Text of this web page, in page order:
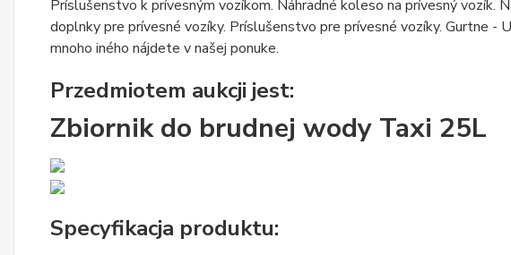
Príslušenstvo k prívesným vozíkom. Náhradné koleso na prívesný vozík.
doplnky pre prívesné vozíky. Príslušenstvo pre prívesné vozíky. Gurtne -
mnoho iného nájdete v našej ponuke.
Przedmiotem aukcji jest:
Zbiornik do brudnej wody Taxi 25L
Specyfikacja produktu: